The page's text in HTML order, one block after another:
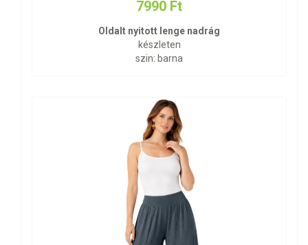
7990 Ft
Oldalt nyitott lenge nadrág
készleten
szin: barna